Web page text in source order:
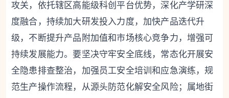
攻关，依托辖区高能级科创平台优势，深化产学研深
度融合，持续加大研发投入力度，加快产品迭代升
级，不断提升产品附加值和市场核心竞争力，增强可
持续发展能力。要坚决守牢安全底线，常态化开展安
全隐患排查整治，加强员工安全培训和应急演练，规
范生产操作流程，从源头防范化解安全风险；属地街